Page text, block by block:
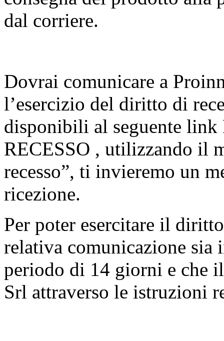
dal corriere.
Dovrai comunicare a
l’esercizio del diritto di
disponibili al seguente
RECESSO , utilizzando il
recesso”, ti invieremo un
ricezione.
Per poter esercitare il
relativa comunicazione sia
periodo di 14 giorni e che
Srl attraverso le istruzioni